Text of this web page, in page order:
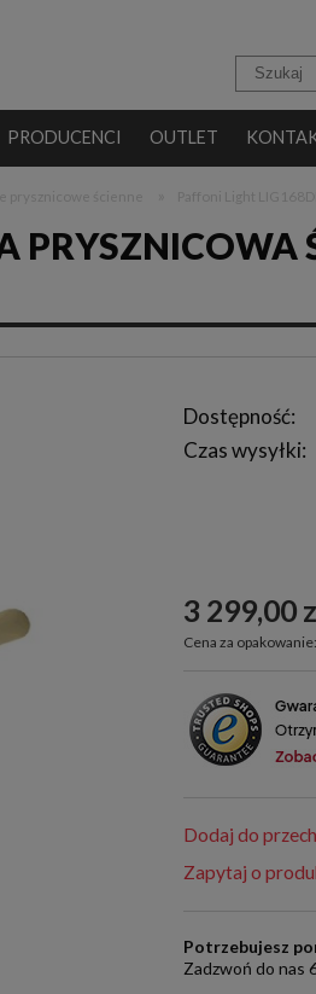
PRODUCENCI OUTLET
PRYSZNICOWA
Dostępność:
Czas wysyłki:
3 299,00
Cena za
Dodaj do
Zapytaj o
Potrzebujesz
Zadzwoń do nas